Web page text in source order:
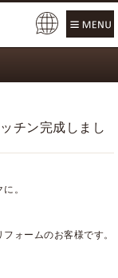
チン完成しまし
。
ォームのお客様です。